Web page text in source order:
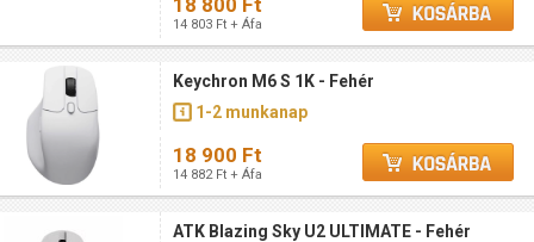
18 800 Ft
14 803 Ft + Áfa
Keychron M6 S 1K - Fehér
1-2 munkanap
18 900 Ft
14 882 Ft + Áfa
ATK Blazing Sky U2 ULTIMATE - Fehér